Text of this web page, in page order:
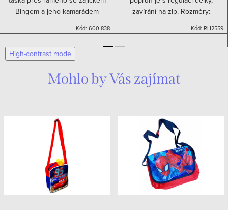
Bingem a jeho kamarádem
Na jezdci zipu je gumová ozdoba
ve tvaru hvězdy. Popruh...
Kód: 600-838
zavírání na zip. Rozměry:
Kód: RH2559
High-contrast mode
Mohlo by Vás zajímat